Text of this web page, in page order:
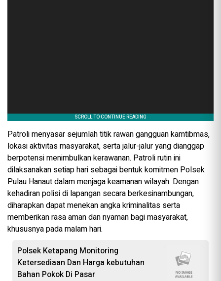
Patroli menyasar sejumlah titik rawan gangguan kamtibmas,
lokasi aktivitas masyarakat, serta jalur-jalur yang dianggap
berpotensi menimbulkan kerawanan. Patroli rutin ini
dilaksanakan setiap hari sebagai bentuk komitmen Polsek
Pulau Hanaut dalam menjaga keamanan wilayah. Dengan
kehadiran polisi di lapangan secara berkesinambungan,
diharapkan dapat menekan angka kriminalitas serta
memberikan rasa aman dan nyaman bagi masyarakat,
khususnya pada malam hari.
‎Polsek Ketapang Monitoring
Ketersediaan Dan Harga kebutuhan
Bahan Pokok Di Pasar